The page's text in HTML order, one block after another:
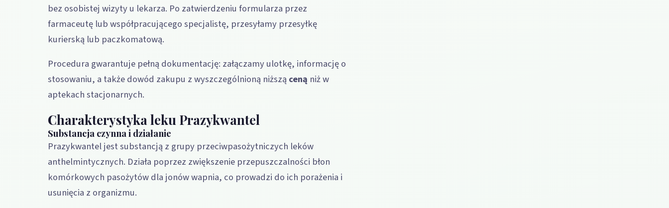
bez osobistej wizyty u lekarza. Po zatwierdzeniu formularza przez
farmaceutę lub współpracującego specjalistę, przesyłamy przesyłkę
kurierską lub paczkomatową.
Procedura gwarantuje pełną dokumentację: załączamy ulotkę, informację o
stosowaniu, a także dowód zakupu z wyszczególnioną niższą ceną niż w
aptekach stacjonarnych.
Charakterystyka leku Prazykwantel
Substancja czynna i działanie
Prazykwantel jest substancją z grupy przeciwpasożytniczych leków
anthelmintycznych. Działa poprzez zwiększenie przepuszczalności błon
komórkowych pasożytów dla jonów wapnia, co prowadzi do ich porażenia i
usunięcia z organizmu.